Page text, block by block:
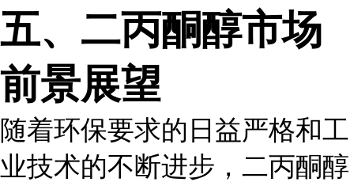
五、二丙酮醇市场
前景展望
随着环保要求的日益严格和工
业技术的不断进步，二丙酮醇